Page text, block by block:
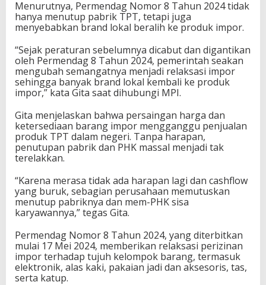
Menurutnya, Permendag Nomor 8 Tahun 2024 tidak
hanya menutup pabrik TPT, tetapi juga
menyebabkan brand lokal beralih ke produk impor.
“Sejak peraturan sebelumnya dicabut dan digantikan
oleh Permendag 8 Tahun 2024, pemerintah seakan
mengubah semangatnya menjadi relaksasi impor
sehingga banyak brand lokal kembali ke produk
impor,” kata Gita saat dihubungi MPI.
Gita menjelaskan bahwa persaingan harga dan
ketersediaan barang impor mengganggu penjualan
produk TPT dalam negeri. Tanpa harapan,
penutupan pabrik dan PHK massal menjadi tak
terelakkan.
“Karena merasa tidak ada harapan lagi dan cashflow
yang buruk, sebagian perusahaan memutuskan
menutup pabriknya dan mem-PHK sisa
karyawannya,” tegas Gita.
Permendag Nomor 8 Tahun 2024, yang diterbitkan
mulai 17 Mei 2024, memberikan relaksasi perizinan
impor terhadap tujuh kelompok barang, termasuk
elektronik, alas kaki, pakaian jadi dan aksesoris, tas,
serta katup.